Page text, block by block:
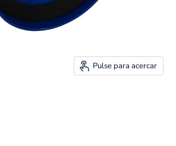
Pulse para acercar